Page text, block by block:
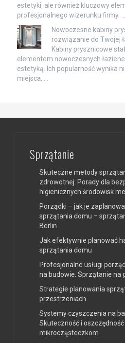
estetyki, ale również kluczowy
profesjonalnego wizerunku firmy. …
Nowoczesne kabiny
rozwiązanie do Twojej
Kabiny prysznicowe
elementem nowoczesnych
estetyką. Ich popularność wynika
miejsca, …
Sprzątanie
Skuteczne metody
zdrowotnej: Porady dla
higienicznych środowisk
Porządki – jak je
sprzątania domu –
Berlin
Jak efektywnie planować
sprzątania domu
Profesjonalne usługi
na budowie. Sprzątanie na
Strategie planowania
przestrzeniach
Systemy czyszczenia na
Skuteczność i oszczędność
mikrocząsteczkom